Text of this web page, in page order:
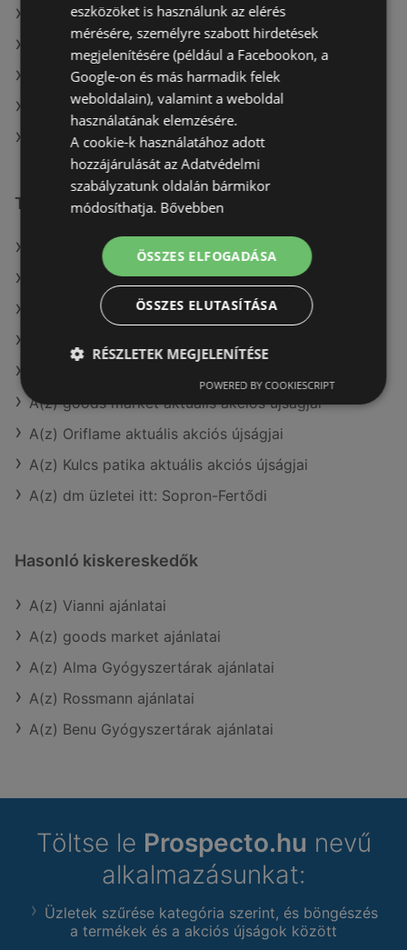
dm itt: Békéscsabai
dm itt: Gyulai
dm itt: Hódmezővásárhelyi
dm itt: Szarvasi
dm itt: Körmendi
További linkek
A(z) dm ajánlatai
A(z) Rossmann ajánlatai
A(z) Kulcs patika ajánlatai
A(z) goods market aktuális akciós újságjai
A(z) Oriflame aktuális akciós újságjai
A(z) Kulcs patika aktuális akciós újságjai
A(z) dm üzletei itt: Sopron-Fertődi
Hasonló kiskereskedők
A(z) Vianni ajánlatai
A(z) goods market ajánlatai
A(z) Alma Gyógyszertárak ajánlatai
A(z) Rossmann ajánlatai
A(z) Benu Gyógyszertárak ajánlatai
Töltse le Prospecto.hu nevű
alkalmazásunkat:
Üzletek szűrése kategória szerint, és böngészés
a termékek és a akciós újságok között
eszközöket is használunk az elérés
mérésére, személyre szabott hirdetések
megjelenítésére (például a Facebookon, a
Google-on és más harmadik felek
weboldalain), valamint a weboldal
használatának elemzésére.
A cookie-k használatához adott
hozzájárulását az Adatvédelmi
szabályzatunk oldalán bármikor
módosíthatja. Bővebben
ÖSSZES ELFOGADÁSA
ÖSSZES ELUTASÍTÁSA
RÉSZLETEK MEGJELENÍTÉSE
POWERED BY COOKIESCRIPT